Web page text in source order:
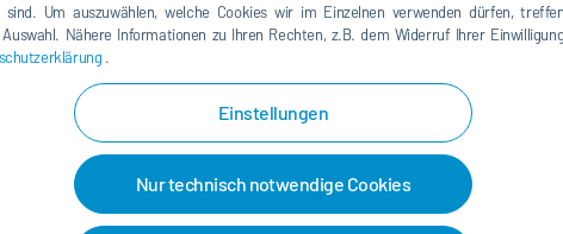
Um auszuwählen, welche Cookies wir im Einzelnen verwenden dürfen,
Auswahl. Nähere Informationen zu Ihren Rechten, z.B. dem Widerruf Ihrer
.
Einstellungen
Nur technisch notwendige Cookies
Farbversorgung